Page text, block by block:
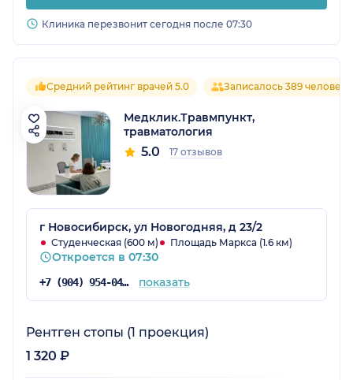
Клиника перезвонит сегодня после 07:30
Средний рейтинг врачей 5.0 Записалось 389 человек
Медклик.Травмпункт,
травматология
5.0 17 отзывов
г Новосибирск, ул Новогодняя, д 23/2
Студенческая (600 м) Площадь Маркса (1.6 км)
Откроется в 07:30
+7 (904) 954-04-87 показать
Рентген стопы (1 проекция)
1 320 ₽